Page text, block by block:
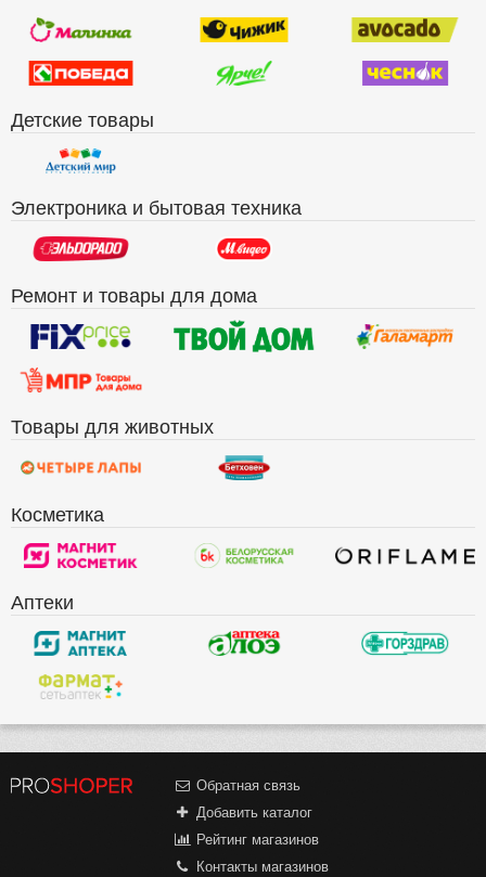
Детские товары
Электроника и бытовая техника
Ремонт и товары для дома
Товары для животных
Косметика
Аптеки
Обратная связь
Добавить каталог
Рейтинг магазинов
Контакты магазинов